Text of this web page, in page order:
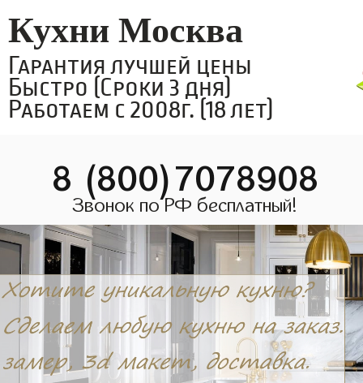
Кухни Москва
Гарантия лучшей цены
Быстро (Сроки 3 дня)
Работаем с 2008г. (18 лет)
8 (800)7078908
Звонок по РФ бесплатный!